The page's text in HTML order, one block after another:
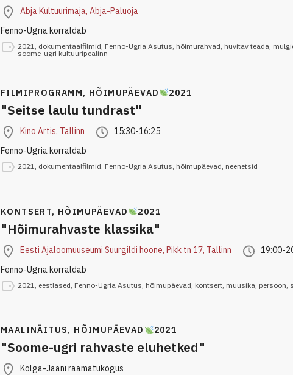
Abja Kultuurimaja, Abja-Paluoja
Fenno-Ugria korraldab
2021 dokumentaalfilmid Fenno-Ugria Asutus hõimurahvad huvitav teada
soome-ugri kultuuripealinn
FILMIPROGRAMM, HÕIMUPÄEVAD 2021
"Seitse laulu tundrast"
Kino Artis, Tallinn
15:30-16:25
Fenno-Ugria korraldab
2021 dokumentaalfilmid Fenno-Ugria Asutus hõimupäevad neenetsid
KONTSERT, HÕIMUPÄEVAD 2021
"Hõimurahvaste klassika"
Eesti Ajaloomuuseumi Suurgildi hoone, Pikk tn 17, Tallinn
19:00-
Fenno-Ugria korraldab
2021 eestlased Fenno-Ugria Asutus hõimupäevad kontsert muusika persoon
MAALINÄITUS, HÕIMUPÄEVAD 2021
"Soome-ugri rahvaste eluhetked"
Kolga-Jaani raamatukogus